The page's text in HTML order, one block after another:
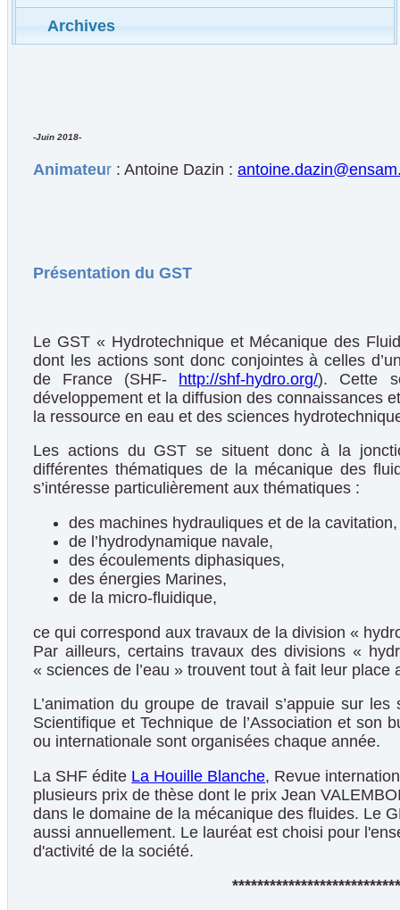
Archives
-Juin 2018-
Animateur : Antoine Dazin :
Présentation du GST
Le GST « Hydrotechnique et Mécanique des
dont les actions sont donc conjointes à celles
de France (SHF- http://shf-hydro.org/). Cette
développement et la diffusion des connaissances
la ressource en eau et des sciences
Les actions du GST se situent donc à la
différentes thématiques de la mécanique des
s’intéresse particulièrement aux thématiques :
des machines hydrauliques et de la cavitation,
de l’hydrodynamique navale,
des écoulements diphasiques,
des énergies Marines,
de la micro-fluidique,
ce qui correspond aux travaux de la division «
Par ailleurs, certains travaux des divisions «
« sciences de l’eau » trouvent tout à fait leur place
L’animation du groupe de travail s’appuie sur
Scientifique et Technique de l’Association et son
ou internationale sont organisées chaque année.
La SHF édite La Houille Blanche, Revue
plusieurs prix de thèse dont le prix Jean
dans le domaine de la mécanique des fluides. Le
aussi annuellement. Le lauréat est choisi pour
d'activité de la société.